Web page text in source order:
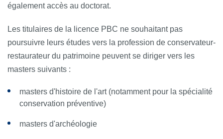
également accès au doctorat.
Les titulaires de la licence PBC ne souhaitant pas
poursuivre leurs études vers la profession de conservateur-
restaurateur du patrimoine peuvent se diriger vers les
masters suivants :
masters d'histoire de l'art (notamment pour la spécialité
conservation préventive)
masters d'archéologie